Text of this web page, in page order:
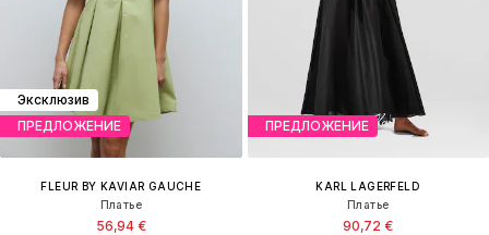
Эксклюзив
ПРЕДЛОЖЕНИЕ
FLEUR BY KAVIAR GAUCHE
Платье
56,94 €
ПРЕДЛОЖЕНИЕ
KARL LAGERFELD
Платье
90,72 €